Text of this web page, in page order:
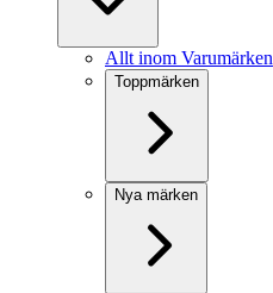
Allt inom Varumärken
Toppmärken
Nya märken